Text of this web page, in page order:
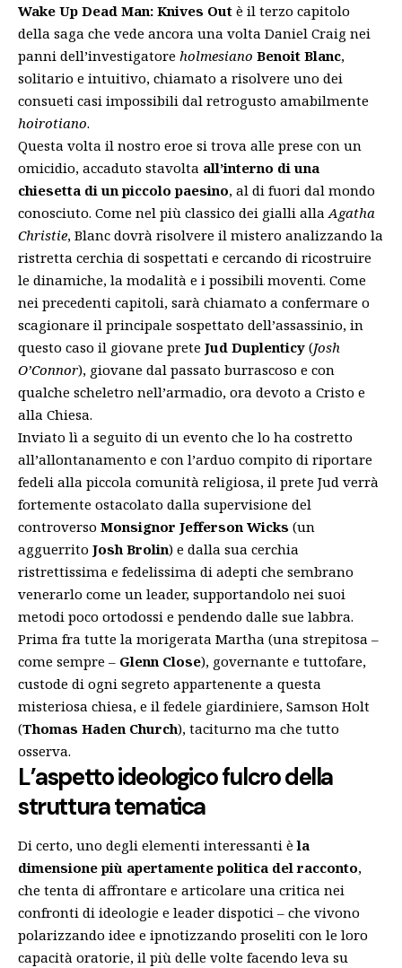
Wake Up Dead Man: Knives Out è il terzo capitolo
della saga che vede ancora una volta Daniel Craig nei
panni dell’investigatore holmesiano Benoit Blanc,
solitario e intuitivo, chiamato a risolvere uno dei
consueti casi impossibili dal retrogusto amabilmente
hoirotiano.
Questa volta il nostro eroe si trova alle prese con un
omicidio, accaduto stavolta all’interno di una
chiesetta di un piccolo paesino, al di fuori dal mondo
conosciuto. Come nel più classico dei gialli alla Agatha
Christie, Blanc dovrà risolvere il mistero analizzando la
ristretta cerchia di sospettati e cercando di ricostruire
le dinamiche, la modalità e i possibili moventi. Come
nei precedenti capitoli, sarà chiamato a confermare o
scagionare il principale sospettato dell’assassinio, in
questo caso il giovane prete Jud Duplenticy (Josh
O’Connor), giovane dal passato burrascoso e con
qualche scheletro nell’armadio, ora devoto a Cristo e
alla Chiesa.
Inviato lì a seguito di un evento che lo ha costretto
all’allontanamento e con l’arduo compito di riportare
fedeli alla piccola comunità religiosa, il prete Jud verrà
fortemente ostacolato dalla supervisione del
controverso Monsignor Jefferson Wicks (un
agguerrito Josh Brolin) e dalla sua cerchia
ristrettissima e fedelissima di adepti che sembrano
venerarlo come un leader, supportandolo nei suoi
metodi poco ortodossi e pendendo dalle sue labbra.
Prima fra tutte la morigerata Martha (una strepitosa –
come sempre – Glenn Close), governante e tuttofare,
custode di ogni segreto appartenente a questa
misteriosa chiesa, e il fedele giardiniere, Samson Holt
(Thomas Haden Church), taciturno ma che tutto
osserva.
L’aspetto ideologico fulcro della
struttura tematica
Di certo, uno degli elementi interessanti èla
dimensione più apertamente politica del racconto,
che tenta di affrontare e articolare una critica nei
confronti di ideologie e leader dispotici – che vivono
polarizzando idee e ipnotizzando proseliti con le loro
capacità oratorie, il più delle volte facendo leva su